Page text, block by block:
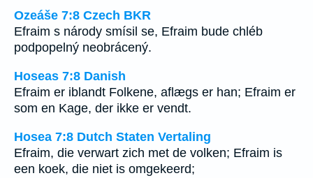
Ozeáše 7:8 Czech BKR
Efraim s národy smísil se, Efraim bude chléb
podpopelný neobrácený.
Hoseas 7:8 Danish
Efraim er iblandt Folkene, aflægs er han; Efraim er
som en Kage, der ikke er vendt.
Hosea 7:8 Dutch Staten Vertaling
Efraim, die verwart zich met de volken; Efraim is
een koek, die niet is omgekeerd;